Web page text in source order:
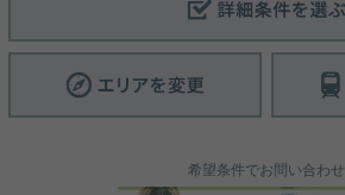
希望条件でお問い合わせ